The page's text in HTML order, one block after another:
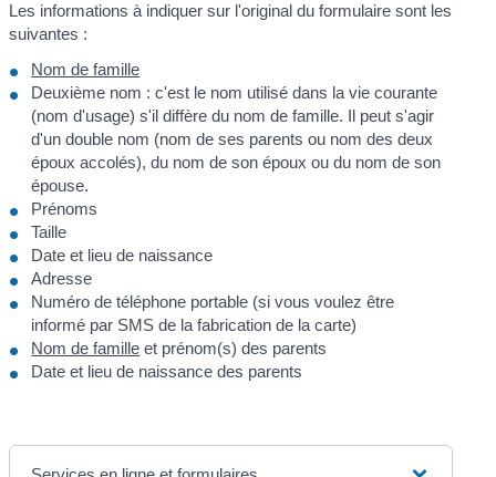
Les informations à indiquer sur l'original du formulaire sont les
suivantes :
Nom de famille
Deuxième nom : c'est le nom utilisé dans la vie courante
(nom d'usage) s'il diffère du nom de famille. Il peut s'agir
d'un double nom (nom de ses parents ou nom des deux
époux accolés), du nom de son époux ou du nom de son
épouse.
Prénoms
Taille
Date et lieu de naissance
Adresse
Numéro de téléphone portable (si vous voulez être
informé par SMS de la fabrication de la carte)
Nom de famille et prénom(s) des parents
Date et lieu de naissance des parents